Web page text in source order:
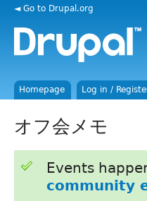
◄ Go to Drupal.org
Homepage Log in /
オフ会メモ
Events
community